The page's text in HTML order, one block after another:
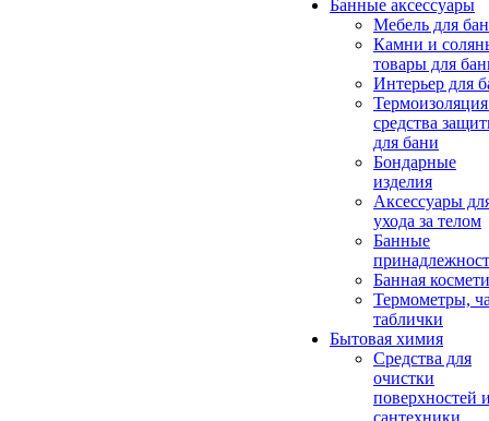
Банные аксессуары
Мебель для
Камни и
товары для
Интерьер для
средства
для бани
Бондарные
изделия
Аксеcсуары
ухода за телом
Банные
Банная
Термометры,
таблички
Бытовая химия
Средства для
очистки
поверхностей
сантехники